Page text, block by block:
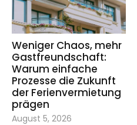
Weniger Chaos, mehr
Gastfreundschaft:
Warum einfache
Prozesse die Zukunft
der Ferienvermietung
prägen
August 5, 2026